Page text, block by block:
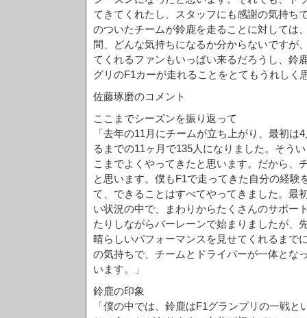
てきてくれたし、スタッフにも感謝の気持ち
のついたチームが鈴鹿を走ることに対しては
間、どんな気持ちになるか分からないですが
てくれるファンもいっぱい来るだろうし、鈴
グリのF1カーが走れることをとてもうれしく
佐藤琢磨のコメント
ここまでシーズンを振り返って
「去年の11月にチームが立ち上がり、最初は
るまでの11ヶ月で135人になりました。そう
こまでよくやってきたと思います。だから、
と思います。僕もF1で走ってきた自分の経験
て、できることはすべてやってきました。最
い状況の中で、まわりからたくさんのサポー
たりしながらバーレーンで始まりましたが、
晴らしいパフォーマンスを見せてくれるまで
の気持ちで、チームとドライバーが一体とな
います。」
鈴鹿の印象
「僕の中では、鈴鹿はF1グランプリの一戦